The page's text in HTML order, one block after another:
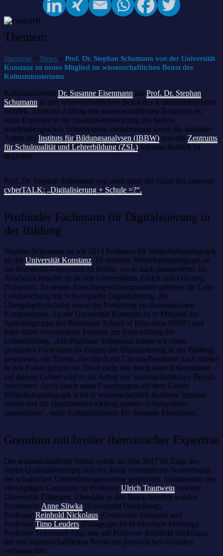
Themen:
Startseite » News » Prof. Dr. Stephan Schumann von der Universität
Konstanz ist neues Mitglied im wissenschaftlichen Beirat des
Kultusministeriums
Kultusministerin Dr. Susanne Eisenmann hat Prof. Dr. Stephan
Schumann in den wissenschaftlichen Beirat des Kultusministeriums
berufen. Zentraler Auftrag des wissenschaftlichen Beirats ist es,
seine Expertise in die Qualitätsentwicklung des baden-
württembergischen Schulsystems einzubringen sowie die laufende
Arbeit des Instituts für Bildungsanalysen (IBBW) und des Zentrums
für Schulqualität und Lehrerbildung (ZSL) wissenschaftlich zu
begleiten.
Prof. Dr. Stephan Schumann war auch einer der Gäste bei unserem
cyberTALK: „Digitalisierung + Schule =?“.
Profunder Fachmann für Digitalisierung in
der Bildung
Stephan Schumann ist seit 2013 Professor für Wirtschaftspädagogik
an der Universität Konstanz. Er studierte Wirtschaftspädagogik an
der Humboldt-Universität zu Berlin, wo er auch promovierte. Im
Anschluss forschte er an den Universitäten Zürich und Fribourg
(Schweiz). Zu seinen Forschungsschwerpunkten gehören die Lehr-
Lernforschung mit Schwerpunkt Digitalisierung, die
Übergangsforschung sowie die Forschung zu ökonomischen
Kompetenzen. An der Universität Konstanz ist er Mitglied der
Sprechergruppe der Binational School of Education (BiSE) und
leitet dabei verschiedene Projekte zur Entwicklung der
Lehrerbildung. „Mit Professor Schumann haben wir einen
profunden Fachmann für Fragen der Digitalisierung in der Bildung
gewonnen, ein Thema, das durch die Corona-Pandemie noch stärker
in den Fokus gerückt ist. Doch nicht nur durch seine Erkenntnisse
auf diesem Gebiet wird er die Arbeit des wissenschaftlichen Beirats
bereichern. Auch durch seine Forschungen auf dem Gebiet
Wirtschaftspädagogik wird er wissenschaftlich fundierte Impulse
setzen und die Qualitätsentwicklung unseres Schulsystems
unterstützen“, sagte Kultusministerin Dr. Susanne Eisenmann.
Gremium mit breiter thematischer Expertise
Der wissenschaftliche Beirat wurde im Jahr 2017 im Zuge des
neuen Qualitätskonzepts und der damit verbundenen Neuordnung
der schulischen Unterstützungssysteme gegründet. Vorsitzender des
vierköpfigen Gremiums ist Professor Ulrich Trautwein von der
Universität Tübingen. Ebenfalls in den Beirat berufen wurden
Professorin Anne Sliwka (Universität Heidelberg),
Professor Reinhold Nickolaus (Universität Stuttgart) und
Professor Timo Leuders (Pädagogische Hochschule Freiburg).
Professor Schumann folgt nun auf Professor Reinhold Nickolaus,
der den wissenschaftlichen Beirat aus persönlichen Gründen
verlassen hat.